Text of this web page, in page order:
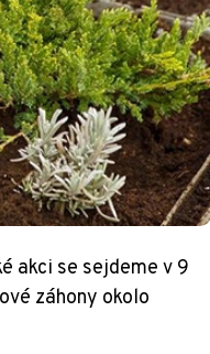
akci se sejdeme v 9
záhony okolo